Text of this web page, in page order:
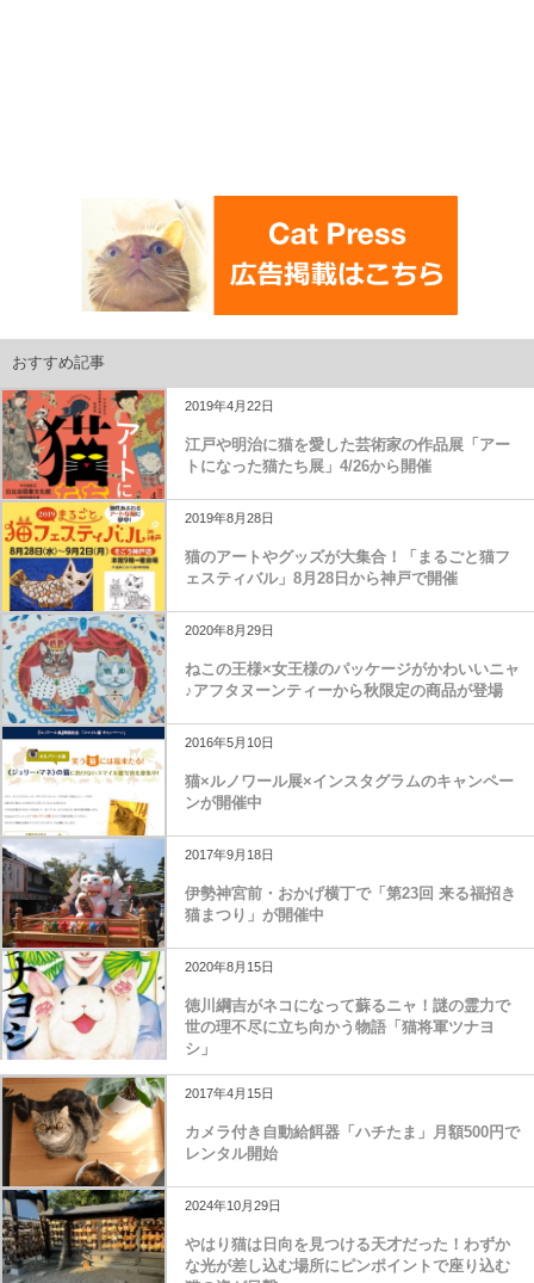
おすすめ記事
2019年4月22日
江戸や明治に猫を愛した芸術家の作品展「アー
トになった猫たち展」4/26から開催
2019年8月28日
猫のアートやグッズが大集合！「まるごと猫フ
ェスティバル」8月28日から神戸で開催
2020年8月29日
ねこの王様×女王様のパッケージがかわいいニャ
♪アフタヌーンティーから秋限定の商品が登場
2016年5月10日
猫×ルノワール展×インスタグラムのキャンペー
ンが開催中
2017年9月18日
伊勢神宮前・おかげ横丁で「第23回 来る福招き
猫まつり」が開催中
2020年8月15日
徳川綱吉がネコになって蘇るニャ！謎の霊力で
世の理不尽に立ち向かう物語「猫将軍ツナヨ
シ」
2017年4月15日
カメラ付き自動給餌器「ハチたま」月額500円で
レンタル開始
2024年10月29日
やはり猫は日向を見つける天才だった！わずか
な光が差し込む場所にピンポイントで座り込む